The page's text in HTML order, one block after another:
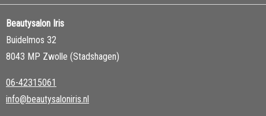
Beautysalon Iris
Buidelmos 32
8043 MP Zwolle (Stadshagen)
06-42315061
info@beautysaloniris.nl